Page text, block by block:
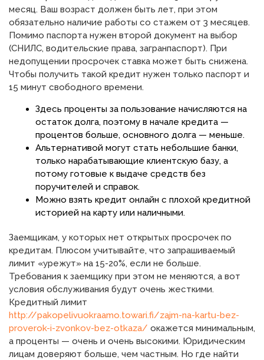
месяц. Ваш возраст должен быть лет, при этом
обязательно наличие работы со стажем от 3 месяцев.
Помимо паспорта нужен второй документ на выбор
(СНИЛС, водительские права, загранпаспорт). При
недопущении просрочек ставка может быть снижена.
Чтобы получить такой кредит нужен только паспорт и
15 минут свободного времени.
Здесь проценты за пользование начисляются на
остаток долга, поэтому в начале кредита —
процентов больше, основного долга — меньше.
Альтернативой могут стать небольшие банки,
только нарабатывающие клиентскую базу, а
потому готовые к выдаче средств без
поручителей и справок.
Можно взять кредит онлайн с плохой кредитной
историей на карту или наличными.
Заемщикам, у которых нет открытых просрочек по
кредитам. Плюсом учитывайте, что запрашиваемый
лимит «урежут» на 15-20%, если не больше.
Требования к заемщику при этом не меняются, а вот
условия обслуживания будут очень жесткими.
Кредитный лимит
http://pakopelivuokraamo.towari.fi/zajm-na-kartu-bez-
proverok-i-zvonkov-bez-otkaza/ окажется минимальным,
а проценты — очень и очень высокими. Юридическим
лицам доверяют больше, чем частным. Но где найти